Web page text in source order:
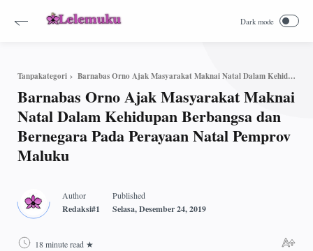
Tanpakategori Barnabas Orno Ajak Masyarakat Maknai Natal Dalam Kehidupan Berbangsa dan Bernegara Pada Perayaan Natal Pemprov Maluku
Barnabas Orno Ajak Masyarakat Maknai
Natal Dalam Kehidupan Berbangsa dan
Bernegara Pada Perayaan Natal Pemprov
Maluku
18 minute read